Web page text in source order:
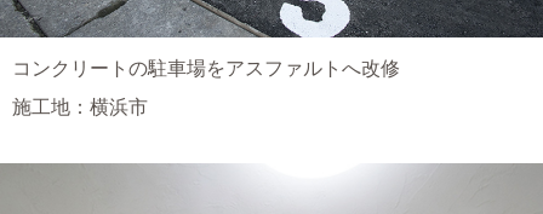
コンクリートの駐車場をアスファルトへ改修
施工地：横浜市